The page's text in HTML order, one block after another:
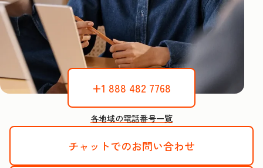
+1 888 482 7768
各地域の電話番号一覧
チャットでのお問い合わせ